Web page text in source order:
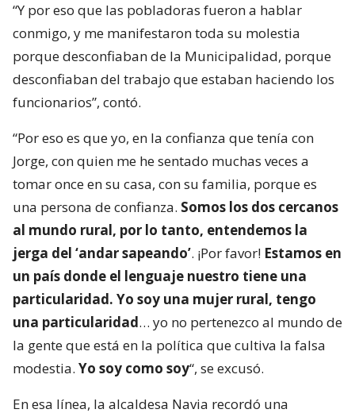
“Y por eso que las pobladoras fueron a hablar
conmigo, y me manifestaron toda su molestia
porque desconfiaban de la Municipalidad, porque
desconfiaban del trabajo que estaban haciendo los
funcionarios”, contó.
“Por eso es que yo, en la confianza que tenía con
Jorge, con quien me he sentado muchas veces a
tomar once en su casa, con su familia, porque es
una persona de confianza. Somos los dos cercanos
al mundo rural, por lo tanto, entendemos la
jerga del ‘andar sapeando’. ¡Por favor! Estamos en
un país donde el lenguaje nuestro tiene una
particularidad. Yo soy una mujer rural, tengo
una particularidad… yo no pertenezco al mundo de
la gente que está en la política que cultiva la falsa
modestia. Yo soy como soy“, se excusó.
En esa línea, la alcaldesa Navia recordó una